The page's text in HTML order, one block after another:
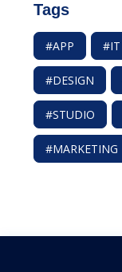
Tags
#APP #IT
#DESIGN
#STUDIO
#MARKETING